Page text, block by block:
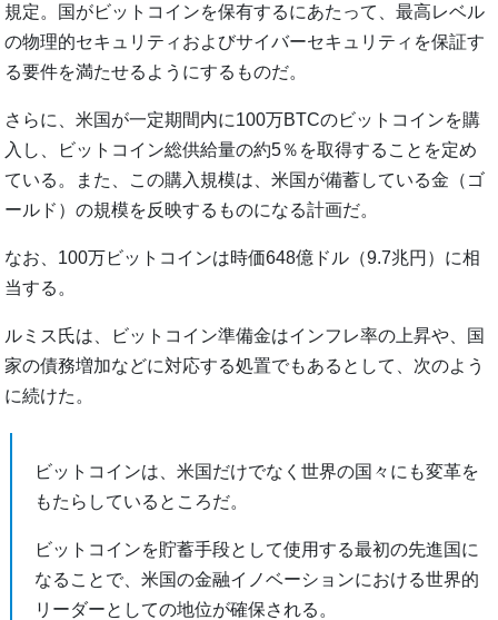
規定。国がビットコインを保有するにあたって、最高レベル
の物理的セキュリティおよびサイバーセキュリティを保証す
る要件を満たせるようにするものだ。
さらに、米国が一定期間内に100万BTCのビットコインを購
入し、ビットコイン総供給量の約5％を取得することを定め
ている。また、この購入規模は、米国が備蓄している金（ゴ
ールド）の規模を反映するものになる計画だ。
なお、100万ビットコインは時価648億ドル（9.7兆円）に相
当する。
ルミス氏は、ビットコイン準備金はインフレ率の上昇や、国
家の債務増加などに対応する処置でもあるとして、次のよう
に続けた。
ビットコインは、米国だけでなく世界の国々にも変革を
もたらしているところだ。
ビットコインを貯蓄手段として使用する最初の先進国に
なることで、米国の金融イノベーションにおける世界的
リーダーとしての地位が確保される。